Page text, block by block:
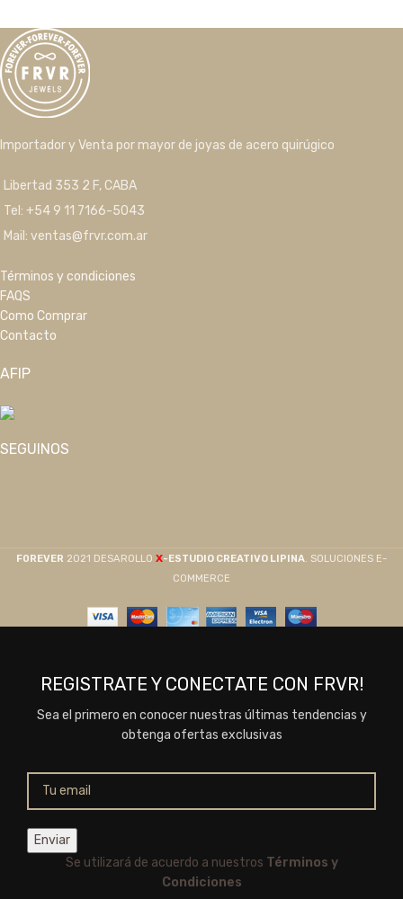
Importador y Venta por mayor de joyas de acero quirúgico
Libertad 353 2 F, CABA
Tel: +54 9 11 7166-5043
Mail: ventas@frvr.com.ar
Términos y condiciones
FAQS
Como Comprar
Contacto
AFIP
SEGUINOS
F0REVER 2021 DESAROLLO X-ESTUDIO CREATIVO LIPINA. SOLUCIONES E-
COMMERCE
REGISTRATE Y CONECTATE CON FRVR!
Sea el primero en conocer nuestras últimas tendencias y
obtenga ofertas exclusivas
Se utilizará de acuerdo a nuestros Términos y
Condiciones